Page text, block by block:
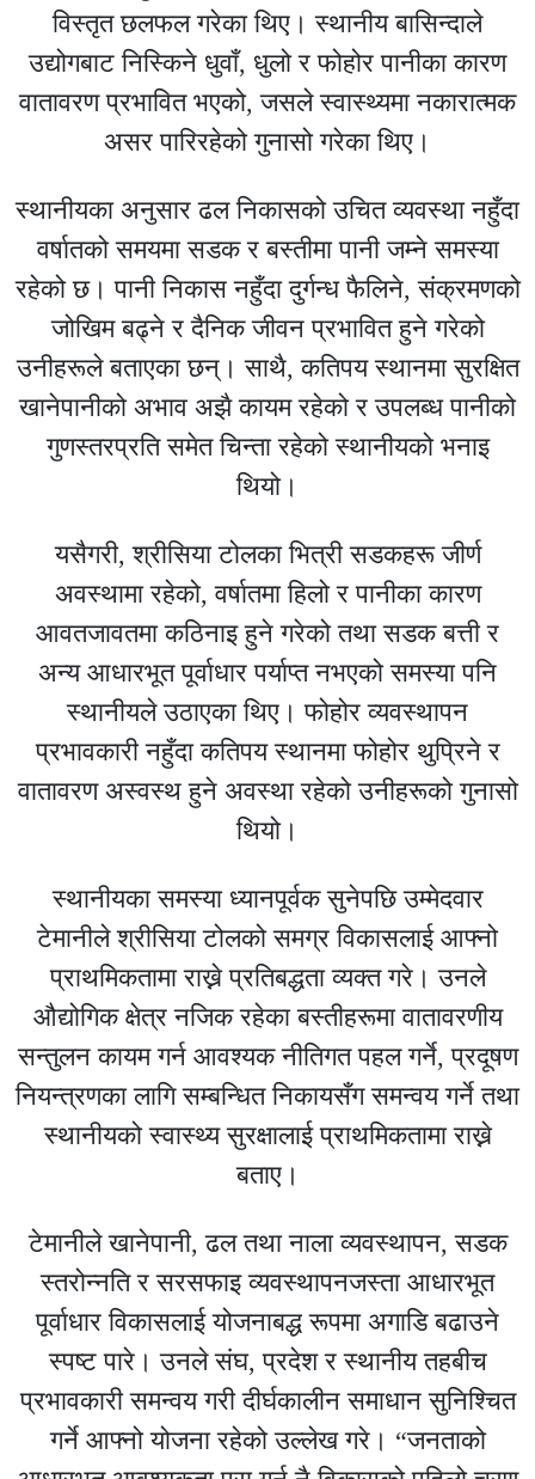
विस्तृत छलफल गरेका थिए। स्थानीय बासिन्दाले
उद्योगबाट निस्किने धुवाँ, धुलो र फोहोर पानीका कारण
वातावरण प्रभावित भएको, जसले स्वास्थ्यमा नकारात्मक
असर पारिरहेको गुनासो गरेका थिए।
स्थानीयका अनुसार ढल निकासको उचित व्यवस्था नहुँदा
वर्षातको समयमा सडक र बस्तीमा पानी जम्ने समस्या
रहेको छ। पानी निकास नहुँदा दुर्गन्ध फैलिने, संक्रमणको
जोखिम बढ्ने र दैनिक जीवन प्रभावित हुने गरेको
उनीहरूले बताएका छन्। साथै, कतिपय स्थानमा सुरक्षित
खानेपानीको अभाव अझै कायम रहेको र उपलब्ध पानीको
गुणस्तरप्रति समेत चिन्ता रहेको स्थानीयको भनाइ
थियो।
यसैगरी, श्रीसिया टोलका भित्री सडकहरू जीर्ण
अवस्थामा रहेको, वर्षातमा हिलो र पानीका कारण
आवतजावतमा कठिनाइ हुने गरेको तथा सडक बत्ती र
अन्य आधारभूत पूर्वाधार पर्याप्त नभएको समस्या पनि
स्थानीयले उठाएका थिए। फोहोर व्यवस्थापन
प्रभावकारी नहुँदा कतिपय स्थानमा फोहोर थुप्रिने र
वातावरण अस्वस्थ हुने अवस्था रहेको उनीहरूको गुनासो
थियो।
स्थानीयका समस्या ध्यानपूर्वक सुनेपछि उम्मेदवार
टेमानीले श्रीसिया टोलको समग्र विकासलाई आफ्नो
प्राथमिकतामा राख्ने प्रतिबद्धता व्यक्त गरे। उनले
औद्योगिक क्षेत्र नजिक रहेका बस्तीहरूमा वातावरणीय
सन्तुलन कायम गर्न आवश्यक नीतिगत पहल गर्ने, प्रदूषण
नियन्त्रणका लागि सम्बन्धित निकायसँग समन्वय गर्ने तथा
स्थानीयको स्वास्थ्य सुरक्षालाई प्राथमिकतामा राख्ने
बताए।
टेमानीले खानेपानी, ढल तथा नाला व्यवस्थापन, सडक
स्तरोन्नति र सरसफाइ व्यवस्थापनजस्ता आधारभूत
पूर्वाधार विकासलाई योजनाबद्ध रूपमा अगाडि बढाउने
स्पष्ट पारे। उनले संघ, प्रदेश र स्थानीय तहबीच
प्रभावकारी समन्वय गरी दीर्घकालीन समाधान सुनिश्चित
गर्ने आफ्नो योजना रहेको उल्लेख गरे। “जनताको